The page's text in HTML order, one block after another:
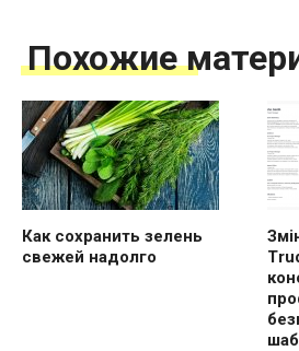
Похожие
Как сохранить зелень
свежей надолго